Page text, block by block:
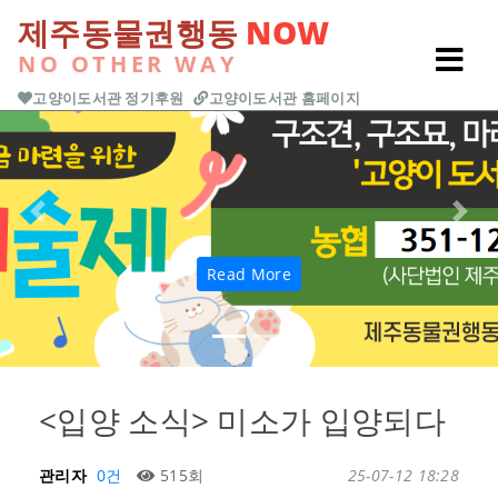
제주동물권행동 NOW
NO OTHER WAY
고양이도서관 정기후원 고양이도서관 홈페이지
Read More
Previous Next
<입양 소식> 미소가 입양되다
관리자 0건 515회 25-07-12 18:28